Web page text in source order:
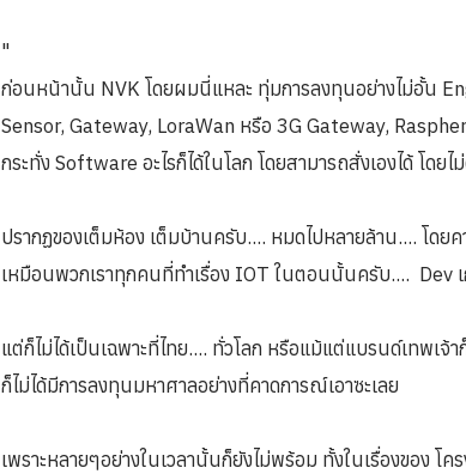
"
ก่อนหน้านั้น NVK โดยผมนี่แหละ ทุ่มการลงทุนอย่างไม่อั้น
Sensor, Gateway, LoraWan หรือ 3G Gateway,
กระทั่ง Software อะไรก็ได้ในโลก โดยสามารถสั่งเองได้ โดย
ปรากฏของเต็มห้อง เต็มบ้านครับ.... หมดไปหลายล้าน.... โดย
เหมือนพวกเราทุกคนที่ทำเรื่อง IOT ในตอนนั้นครับ....​ ​ Dev
แต่ก็ไม่ได้เป็นเฉพาะที่ไทย....​ ทั่วโลก หรือแม้แต่แบรนด์เทพ
ก็ไม่ได้มีการลงทุนมหาศาลอย่างที่คาดการณ์เอาซะเลย
เพราะหลายๆอย่างในเวลานั้นก็ยังไม่พร้อม ทั้งในเรื่องของ